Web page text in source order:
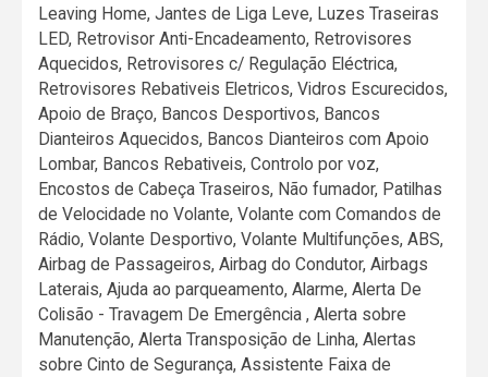
Leaving Home, Jantes de Liga Leve, Luzes Traseiras
LED, Retrovisor Anti-Encadeamento, Retrovisores
Aquecidos, Retrovisores c/ Regulação Eléctrica,
Retrovisores Rebativeis Eletricos, Vidros Escurecidos,
Apoio de Braço, Bancos Desportivos, Bancos
Dianteiros Aquecidos, Bancos Dianteiros com Apoio
Lombar, Bancos Rebativeis, Controlo por voz,
Encostos de Cabeça Traseiros, Não fumador, Patilhas
de Velocidade no Volante, Volante com Comandos de
Rádio, Volante Desportivo, Volante Multifunções, ABS,
Airbag de Passageiros, Airbag do Condutor, Airbags
Laterais, Ajuda ao parqueamento, Alarme, Alerta De
Colisão - Travagem De Emergência , Alerta sobre
Manutenção, Alerta Transposição de Linha, Alertas
sobre Cinto de Segurança, Assistente Faixa de